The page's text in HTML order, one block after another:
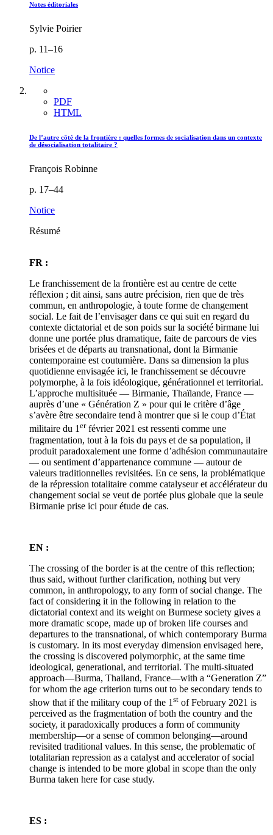
Notes éditoriales
Sylvie Poirier
p. 11–16
Notice
PDF
HTML
De l’autre côté de la frontière : quelles formes de socialisation dans un contexte
de désocialisation totalitaire ?
François Robinne
p. 17–44
Notice
Résumé
FR :
Le franchissement de la frontière est au centre de cette
réflexion ; dit ainsi, sans autre précision, rien que de très
commun, en anthropologie, à toute forme de changement
social. Le fait de l’envisager dans ce qui suit en regard du
contexte dictatorial et de son poids sur la société birmane lui
donne une portée plus dramatique, faite de parcours de vies
brisées et de départs au transnational, dont la Birmanie
contemporaine est coutumière. Dans sa dimension la plus
quotidienne envisagée ici, le franchissement se découvre
polymorphe, à la fois idéologique, générationnel et territorial.
L’approche multisituée — Birmanie, Thaïlande, France —
auprès d’une « Génération Z » pour qui le critère d’âge
s’avère être secondaire tend à montrer que si le coup d’État
militaire du 1erfévrier 2021 est ressenti comme une
fragmentation, tout à la fois du pays et de sa population, il
produit paradoxalement une forme d’adhésion communautaire
— ou sentiment d’appartenance commune — autour de
valeurs traditionnelles revisitées. En ce sens, la problématique
de la répression totalitaire comme catalyseur et accélérateur du
changement social se veut de portée plus globale que la seule
Birmanie prise ici pour étude de cas.
EN :
The crossing of the border is at the centre of this reflection;
thus said, without further clarification, nothing but very
common, in anthropology, to any form of social change. The
fact of considering it in the following in relation to the
dictatorial context and its weight on Burmese society gives a
more dramatic scope, made up of broken life courses and
departures to the transnational, of which contemporary Burma
is customary. In its most everyday dimension envisaged here,
the crossing is discovered polymorphic, at the same time
ideological, generational, and territorial. The multi-situated
approach—Burma, Thailand, France—with a “Generation Z”
for whom the age criterion turns out to be secondary tends to
show that if the military coup of the 1 st of February 2021 is
perceived as the fragmentation of both the country and the
society, it paradoxically produces a form of community
membership—or a sense of common belonging—around
revisited traditional values. In this sense, the problematic of
totalitarian repression as a catalyst and accelerator of social
change is intended to be more global in scope than the only
Burma taken here for case study.
ES :